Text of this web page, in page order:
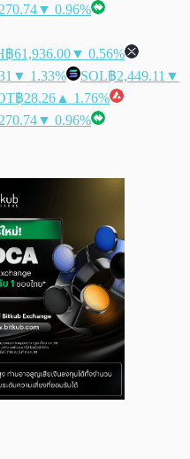
▼ 0.96%
฿61,936.00▼ 0.56%
▼ 1.33% SOL฿2,449.11 ▼
฿28.26 ▲ 1.76%
▼ 0.96%